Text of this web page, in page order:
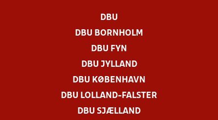
DBU
DBU BORNHOLM
DBU FYN
DBU JYLLAND
DBU KØBENHAVN
DBU LOLLAND-FALSTER
DBU SJÆLLAND